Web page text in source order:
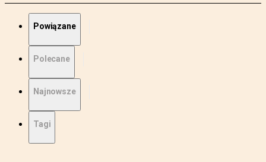
Powiązane
Polecane
Najnowsze
Tagi